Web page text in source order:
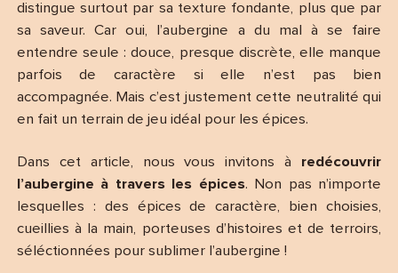
distingue surtout par sa texture fondante, plus que par
sa saveur. Car oui, l’aubergine a du mal à se faire
entendre seule : douce, presque discrète, elle manque
parfois de caractère si elle n’est pas bien
accompagnée. Mais c’est justement cette neutralité qui
en fait un terrain de jeu idéal pour les épices.
Dans cet article, nous vous invitons à redécouvrir
l’aubergine à travers les épices. Non pas n’importe
lesquelles : des épices de caractère, bien choisies,
cueillies à la main, porteuses d’histoires et de terroirs,
séléctionnées pour sublimer l’aubergine !